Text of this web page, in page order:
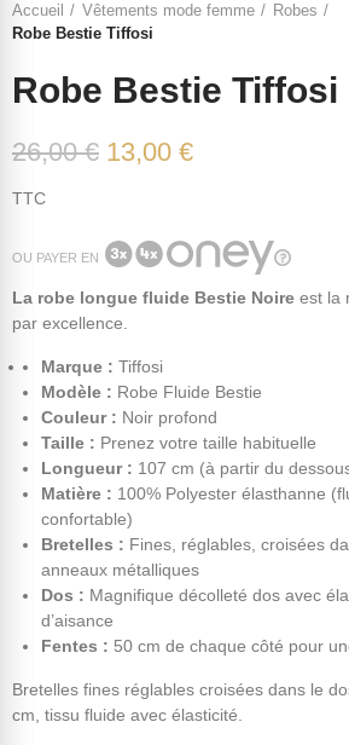
Accueil Vêtements mode femme
Robes
Robe Bestie Tiffosi
Robe Bestie Tiffosi
26,00 € 13,00 €
TTC
OU PAYER EN
La robe longue fluide Bestie Noire est la
par excellence.
Marque : Tiffosi
Modèle : Robe Fluide Bestie
Couleur : Noir profond
Taille : Prenez votre taille habituelle
Longueur : 107 cm (à partir du
Matière : 100% Polyester élasthanne
confortable)
Bretelles : Fines, réglables, croisées
anneaux métalliques
Dos : Magnifique décolleté dos avec
d’aisance
Fentes : 50 cm de chaque côté pour
Bretelles fines réglables croisées dans le
cm, tissu fluide avec élasticité.